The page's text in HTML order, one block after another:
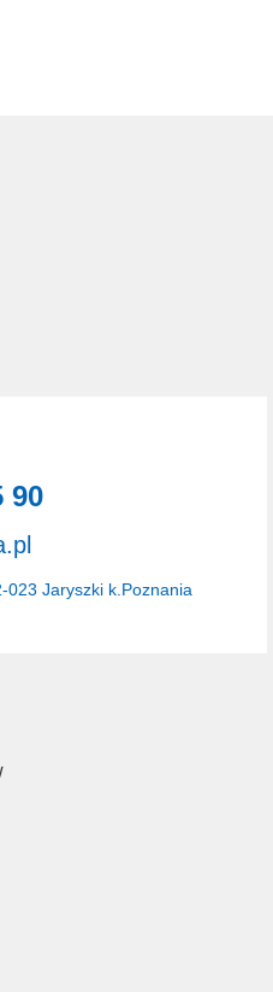
023 Jaryszki k.Poznania
90